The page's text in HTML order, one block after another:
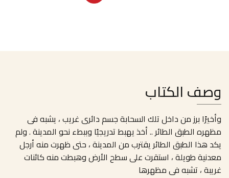
وصف الكتاب
وأخيرًا برز من داخل تلك السحابة جسم دائرى غريب ، يشبه فى
مظهره الطبق الطائر .. أخذ يهبط تدريجيًا وببطء نحو المدينة . ولم
يكد هذا الطبق الطائر يقترب من المدينة ، حتى ظهرت منه أرجل
معدنية طويلة ، استقرت على سطح الأرض وهبطت منه كائنات
غريبة ، تشبه فى مظهرها